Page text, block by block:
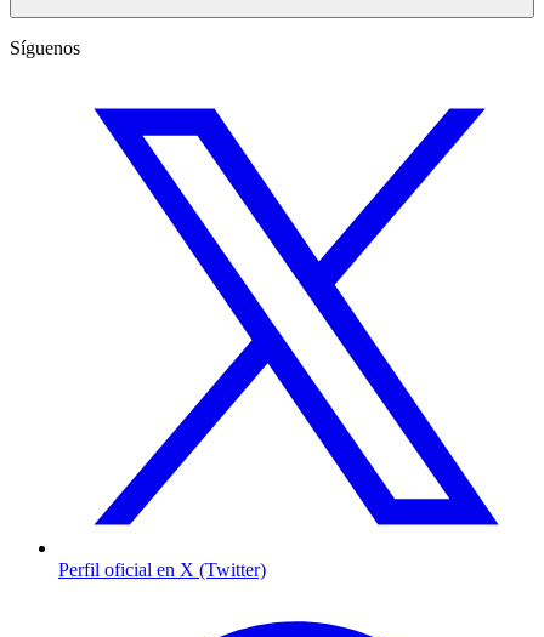
Síguenos
Perfil oficial en X (Twitter)